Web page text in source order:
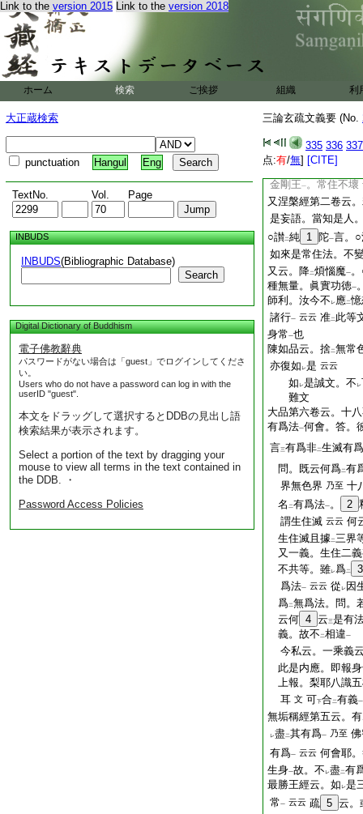
Link to the version 2015 Link to the version 2018
ホーム 検索 ご挨拶 組織 利
大正蔵検索
punctuation Hangul Eng
TextNo. Vol. Page
INBUDS
INBUDS(Bibliographic Database)
Search
Digital Dictionary of Buddhism
電子佛教辭典
パスワードがない場合は「guest」でログインしてくださ
い。
Users who do not have a password can log in with the
userID "guest".
本文をドラッグして選択するとDDBの見出し語
検索結果が表示されます。
Select a portion of the text by dragging your
mouse to view all terms in the text contained in
the DDB. ・
Password Access Policies
三論玄疏文義要 (No.
335 336 337
点:有/無] [CITE]
。略出 其
報身佛第一義故。非
亦常亦無常 云云 又
第十一地
。薩云。
智之階級 。又云。
又大佛頂經第四卷
眞如佛性。菴摩羅
七種名稱。謂雖
金剛王一。常住不壞
又涅槃經第二卷云
是妄語。當知是人
○讃二純 1 陀一言。
如來是常住法。不
又云。降二煩惱魔一
種無量。眞實功徳一
師利。汝今不 レ應二
諸行一 云云 准二 此等
身常一也
陳如品云。捨二無常
亦復如 レ是 云云
如 レ是誠文。不 レ
難文
大品第六卷云。十
有爲法一何會。答。
言三有爲非二生滅有爲
問。既云何爲二有
界無色界 乃至 十
名 二有爲法一。 2
謂生住滅 云云 何
生住滅且據二三界
又一義。生住二
不共等。雖レ爲二
3
爲法一 云云 從 レ 因
爲二無爲法。問。
云何 4 云三是有
義。故不 二相違一
今私云。一乘義
此是内應。即報
上報。梨耶八識
耳 文 可下合二有義一
無垢稱經第五云。
レ盡二其有爲一 乃至
有爲一 云云 何會耶
生身一故。不 レ盡二有
最勝王經云。如 レ是
常一 云云 疏 5 云。